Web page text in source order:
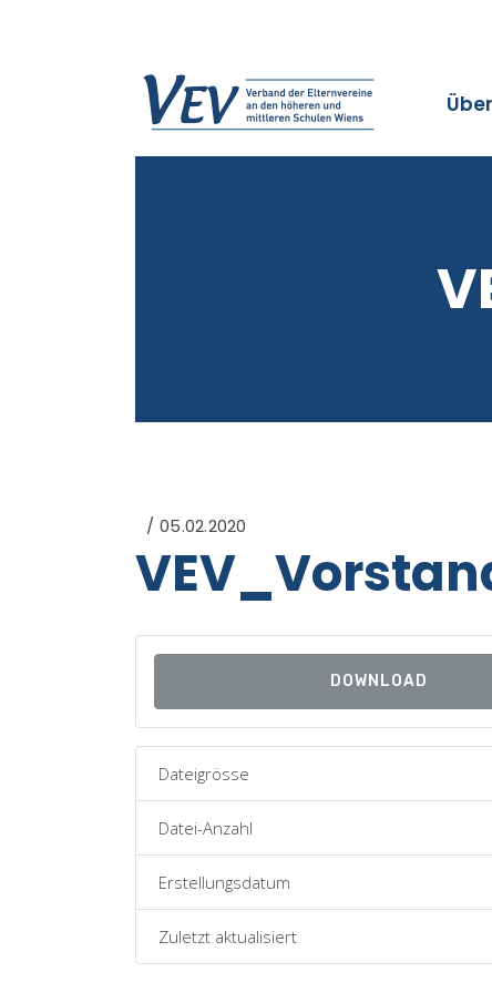
05.02.2020
DOWNLOAD
Dateigrösse
Datei-Anzahl
Erstellungsdatum
Zuletzt aktualisiert